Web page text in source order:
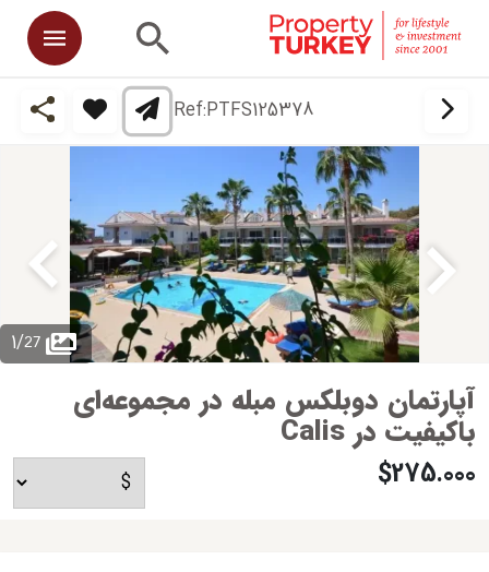
Ref:PTFS125378
1/27
آپارتمان دوبلکس مبله در مجموعه‌ای
باکیفیت در Calis
$275.000